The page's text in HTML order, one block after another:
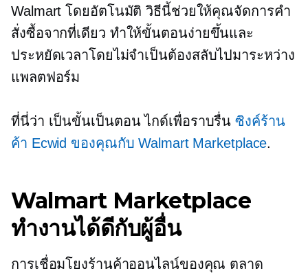
Walmart โดยอัตโนมัติ วิธีนี้ช่วยให้คุณจัดการคำ
สั่งซื้อจากที่เดียว ทำให้ขั้นตอนง่ายขึ้นและ
ประหยัดเวลาโดยไม่จำเป็นต้องสลับไปมาระหว่าง
แพลตฟอร์ม
ที่นี่ว่า เป็นขั้นเป็นตอนไกด์เพื่อราบรื่นซิงค์ร้าน
ค้า Ecwid ของคุณกับ Walmart Marketplace.
Walmart Marketplace
ทำงานได้ดีกับผู้อื่น
การเชื่อมโยงร้านค้าออนไลน์ของคุณ ตลาด